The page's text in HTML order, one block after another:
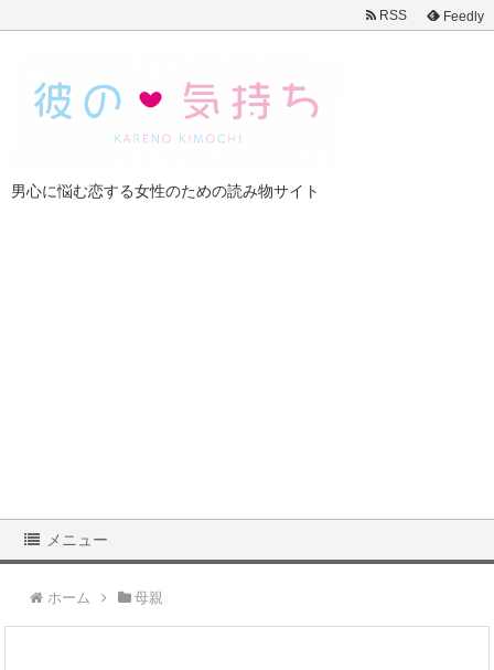
男心に悩む恋する女性のための読み物サイト
メニュー
RSS Feedly
ホーム 母親